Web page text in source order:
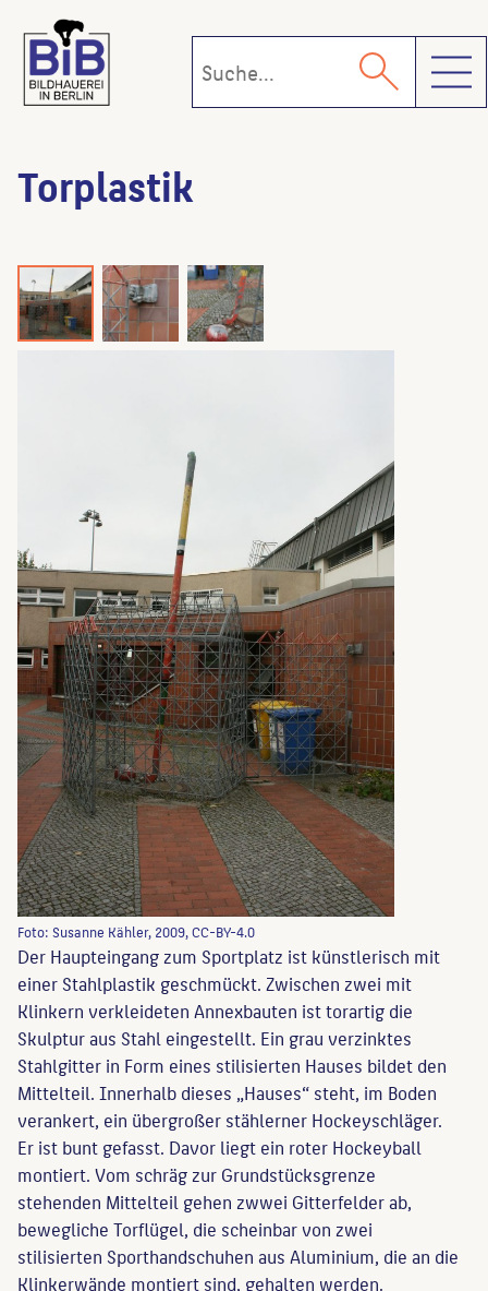
Torplastik
Foto: Susanne Kähler, 2009, CC-BY-4.0
Der Haupteingang zum Sportplatz ist künstlerisch mit
einer Stahlplastik geschmückt. Zwischen zwei mit
Klinkern verkleideten Annexbauten ist torartig die
Skulptur aus Stahl eingestellt. Ein grau verzinktes
Stahlgitter in Form eines stilisierten Hauses bildet den
Mittelteil. Innerhalb dieses „Hauses“ steht, im Boden
verankert, ein übergroßer stählerner Hockeyschläger.
Er ist bunt gefasst. Davor liegt ein roter Hockeyball
montiert. Vom schräg zur Grundstücksgrenze
stehenden Mittelteil gehen zwwei Gitterfelder ab,
bewegliche Torflügel, die scheinbar von zwei
stilisierten Sporthandschuhen aus Aluminium, die an die
Klinkerwände montiert sind, gehalten werden.